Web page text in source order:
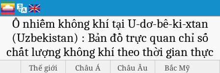
Ô nhiễm không khí tại U-dơ-bê-ki-xtan
(Uzbekistan) : Bản đồ trực quan chỉ số
chất lượng không khí theo thời gian thực
Thế giới Châu Á Châu Âu Bắc Mỹ